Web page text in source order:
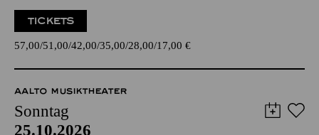
TICKETS
57,00 51,00 42,00 35,00 28,00 17,00 €
AALTO MUSIKTHEATER
Sonntag
25.10.2026